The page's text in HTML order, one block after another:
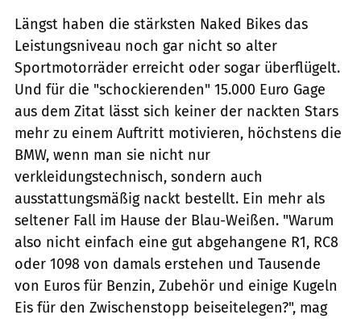
Längst haben die stärksten Naked Bikes das
Leistungsniveau noch gar nicht so alter
Sportmotorräder erreicht oder sogar überflügelt.
Und für die "schockierenden" 15.000 Euro Gage
aus dem Zitat lässt sich keiner der nackten Stars
mehr zu einem Auftritt motivieren, höchstens die
BMW, wenn man sie nicht nur
verkleidungstechnisch, sondern auch
ausstattungsmäßig nackt bestellt. Ein mehr als
seltener Fall im Hause der Blau-Weißen. "Warum
also nicht einfach eine gut abgehangene R1, RC8
oder 1098 von damals erstehen und Tausende
von Euros für Benzin, Zubehör und einige Kugeln
Eis für den Zwischenstopp beiseitelegen?", mag